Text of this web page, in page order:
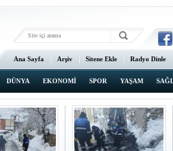
Ana Sayfa Arşiv Sitene Ekle Radyo Dinle
DÜNYA EKONOMİ SPOR YAŞAM